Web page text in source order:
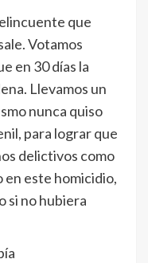
que
Votamos
en 30 días la
Llevamos un
nunca quiso
para lograr que
delictivos como
en este homicidio,
si no hubiera